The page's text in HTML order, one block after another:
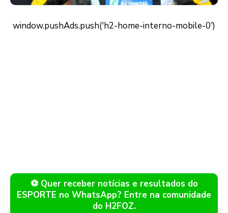
⚽ Quer receber notícias e resultados do
ESPORTE no WhatsApp? Entre na comunidade
do H2FOZ.